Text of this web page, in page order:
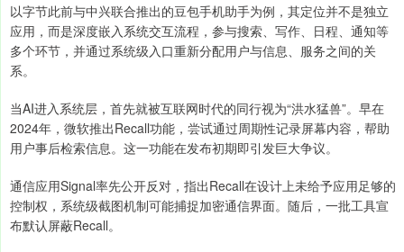
以字节此前与中兴联合推出的豆包手机助手为例，其定位并不是独立
应用，而是深度嵌入系统交互流程，参与搜索、写作、日程、通知等
多个环节，并通过系统级入口重新分配用户与信息、服务之间的关
系。
当AI进入系统层，首先就被互联网时代的同行视为“洪水猛兽”。早在
2024年，微软推出Recall功能，尝试通过周期性记录屏幕内容，帮助
用户事后检索信息。这一功能在发布初期即引发巨大争议。
通信应用Signal率先公开反对，指出Recall在设计上未给予应用足够的
控制权，系统级截图机制可能捕捉加密通信界面。随后，一批工具宣
布默认屏蔽Recall。